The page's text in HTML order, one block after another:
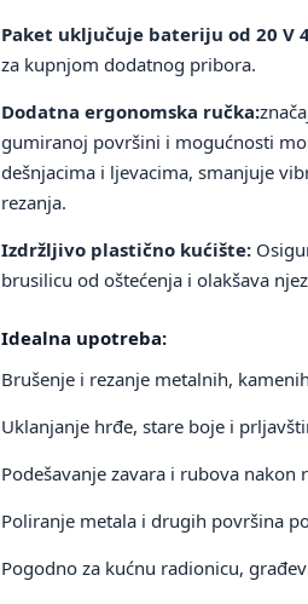
Paket uključuje bateriju od 20 V
za kupnjom dodatnog pribora.
Dodatna ergonomska ručka:
gumiranoj površini i mogućnosti
dešnjacima i ljevacima, smanjuje
rezanja.
Izdržljivo plastično kućište:
brusilicu od oštećenja i olakšava
Idealna upotreba:
Brušenje i rezanje metalnih,
Uklanjanje hrđe, stare boje i
Podešavanje zavara i rubova nakon
Poliranje metala i drugih površina
Pogodno za kućnu radionicu,